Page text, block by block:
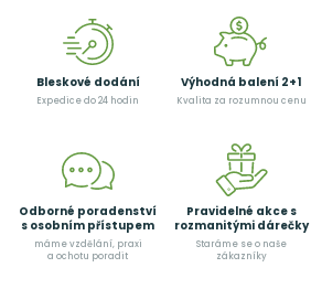
Bleskové dodání
Expedice do 24 hodin
Výhodná balení 2+1
Kvalita za rozumnou cenu
Odborné poradenství
s osobním přístupem
máme vzdělání, praxi
a ochotu poradit
Pravidelné akce s
rozmanitými dárečky
Staráme se o naše
zákazníky